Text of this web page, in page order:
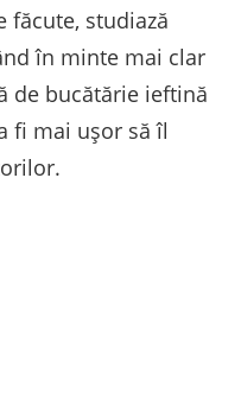
făcute, studiază
în minte mai clar
de bucătărie ieftină
fi mai ușor să îl